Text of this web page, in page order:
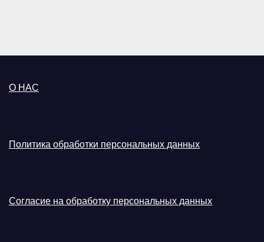
О НАС
Политика обработки персональных данных
Согласие на обработку персональных данных